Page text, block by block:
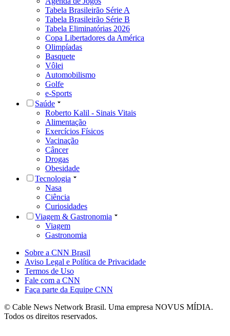
Tabela Brasileirão Série A
Tabela Brasileirão Série B
Tabela Eliminatórias 2026
Copa Libertadores da América
Olimpíadas
Basquete
Vôlei
Automobilismo
Golfe
e-Sports
Saúde
Roberto Kalil - Sinais Vitais
Alimentação
Exercícios Físicos
Vacinação
Câncer
Drogas
Obesidade
Tecnologia
Nasa
Ciência
Curiosidades
Viagem & Gastronomia
Viagem
Gastronomia
Sobre a CNN Brasil
Aviso Legal e Política de Privacidade
Termos de Uso
Fale com a CNN
Faça parte da Equipe CNN
© Cable News Network Brasil. Uma empresa NOVUS MÍDIA.
Todos os direitos reservados.